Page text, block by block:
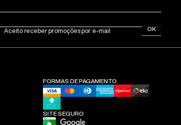
OK
Aceito receber promoções por e-mail
FORMAS DE PAGAMENTO
SITE SEGURO